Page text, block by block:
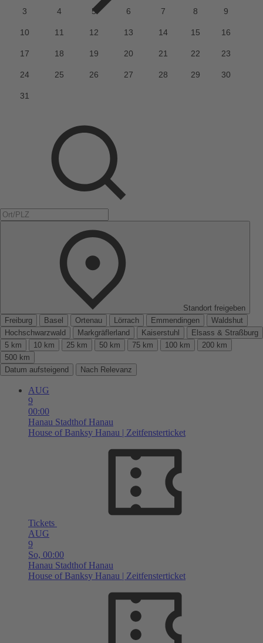
Standort freigeben
Freiburg
Basel Ortenau Lörrach Emmendingen
Waldshut
Hochschwarzwald
Markgräflerland Kaiserstuhl
Elsass & Straßburg
5 km
10 km 25 km 50 km 75 km 100 km
200 km
500 km
Datum aufsteigend
Nach Relevanz
AUG
9
00:00
Hanau Stadthof Hanau
House of Banksy Hanau | Zeitfensterticket
Tickets
AUG
9
So, 00:00
Hanau Stadthof Hanau
House of Banksy Hanau | Zeitfensterticket